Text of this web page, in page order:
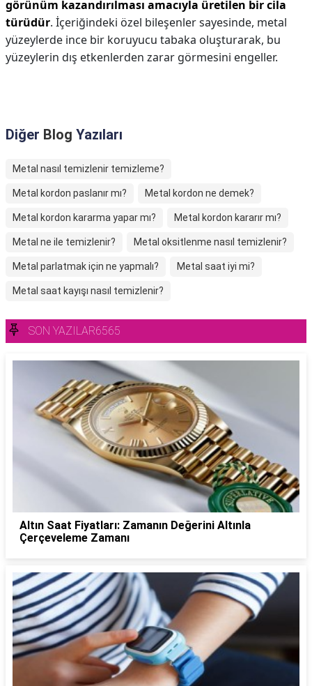
görünüm kazandırılması amacıyla üretilen bir cila
türüdür. İçeriğindeki özel bileşenler sayesinde, metal
yüzeylerde ince bir koruyucu tabaka oluşturarak, bu
yüzeylerin dış etkenlerden zarar görmesini engeller.
Diğer Blog Yazıları
Metal nasıl temizlenir temizleme?
Metal kordon paslanır mı? Metal kordon ne demek?
Metal kordon kararma yapar mı? Metal kordon kararır mı?
Metal ne ile temizlenir? Metal oksitlenme nasıl temizlenir?
Metal parlatmak için ne yapmalı? Metal saat iyi mi?
Metal saat kayışı nasıl temizlenir?
SON YAZILAR6565
Altın Saat Fiyatları: Zamanın Değerini Altınla
Çerçeveleme Zamanı